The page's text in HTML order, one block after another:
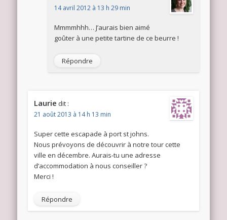
14 avril 2012 à 13 h 29 min
Mmmmhhh… J’aurais bien aimé
goûter à une petite tartine de ce beurre !
Répondre
Laurie dit :
21 août 2013 à 14 h 13 min
Super cette escapade à port st johns.
Nous prévoyons de découvrir à notre tour cette
ville en décembre. Aurais-tu une adresse
d’accommodation à nous conseiller ?
Merci !
Répondre